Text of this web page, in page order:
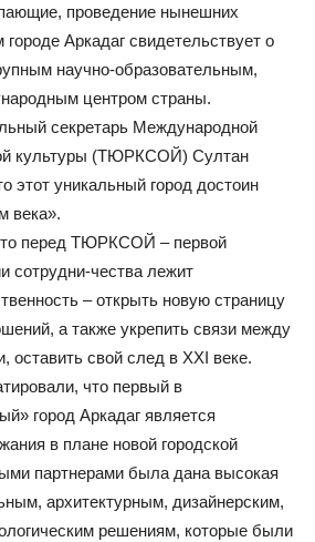
проведение нынешних
Аркадаг свидетельствует о
научно-образовательным,
центром страны.
секретарь Международной
культуры (ТЮРКСОЙ) Султан
этот уникальный город достоин
века».
перед ТЮРКСОЙ – первой
сотрудни-чества лежит
– открыть новую страницу
а также укрепить связи между
оставить свой след в XXI веке.
что первый в
город Аркадаг является
в плане новой городской
партнерами была дана высокая
архитектурным, дизайнерским,
решениям, которые были